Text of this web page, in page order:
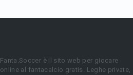
Fanta.Soccer è il sito web per giocare
online al fantacalcio gratis. Leghe private,